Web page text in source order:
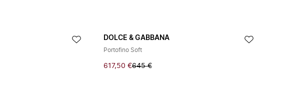
DOLCE & GABBANA
Portofino Soft
617,50 €645 €